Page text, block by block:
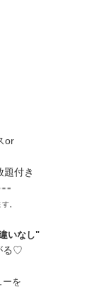
ン～
ネーズ)
or
ター)
題付き
。
いなし"
る♡
ーを